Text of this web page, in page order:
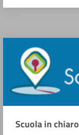
Scuola in chiaro